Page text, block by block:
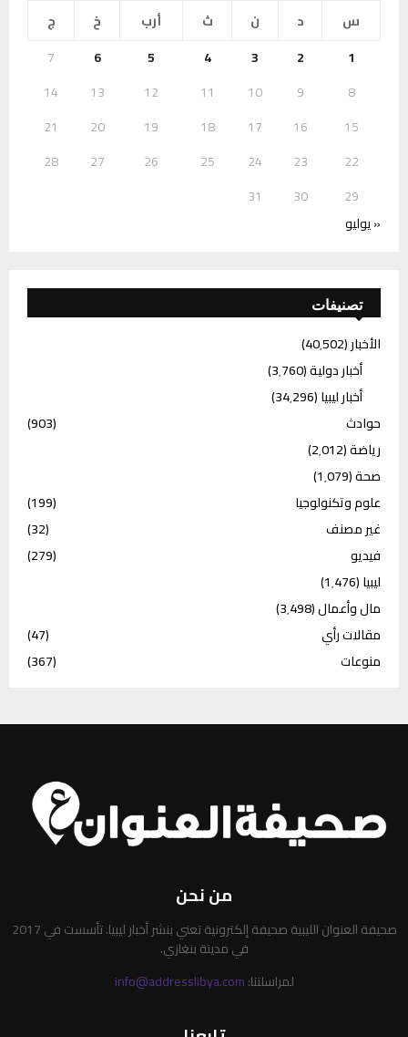
س
د ن ث أرب خ
ج
1
2
3
4
5
6
7
8
9
10
11
12
13
14
15
16
17
18
19
20
21
22
23
24
25
26
27
28
29
30
31
« يوليو
تصنيفات
الأخبار(40٬502)
أخبار دولية(3٬760)
أخبار ليبيا(34٬296)
حوادث
(903)
رياضة(2٬012)
صحة(1٬079)
علوم وتكنولوجيا
(199)
غير مصنف
(32)
فيديو
(279)
ليبيا(1٬476)
مال وأعمال(3٬498)
مقالات رأي
(47)
منوعات
(367)
من نحن
صحيفة العنوان الليبية صحيفة إلكترونية تعني بنشر أخبار ليبيا. تأسست في 2017
في مدينة بنغازي.
لمراسلتنا:info@addresslibya.com